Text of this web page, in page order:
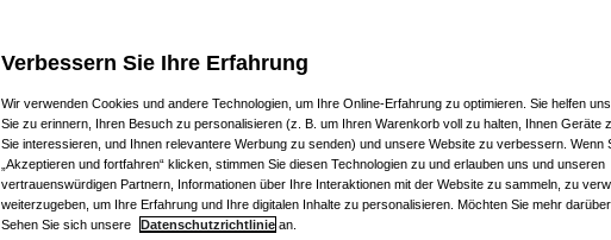
Verbessern Sie Ihre Erfahrung
Wir verwenden Cookies und andere Technologien, um Ihre Online-Erfahrung zu optimieren. Sie helfen
Sie zu erinnern, Ihren Besuch zu personalisieren (z. B. um Ihren Warenkorb voll zu halten, Ihnen Geräte
Sie interessieren, und Ihnen relevantere Werbung zu senden) und unsere Website zu verbessern. Wenn
„Akzeptieren und fortfahren“ klicken, stimmen Sie diesen Technologien zu und erlauben uns und unseren
vertrauenswürdigen Partnern, Informationen über Ihre Interaktionen mit der Website zu sammeln, zu
weiterzugeben, um Ihre Erfahrung und Ihre digitalen Inhalte zu personalisieren. Möchten Sie mehr
Sehen Sie sich unsere
Datenschutzrichtlinie an.